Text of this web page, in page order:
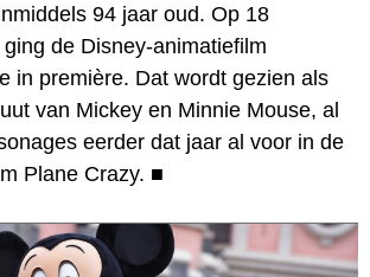
94 jaar oud. Op 18
de Disney-animatiefilm
in première. Dat wordt gezien als
van Mickey en Minnie Mouse, al
eerder dat jaar al voor in de
Plane Crazy. ■